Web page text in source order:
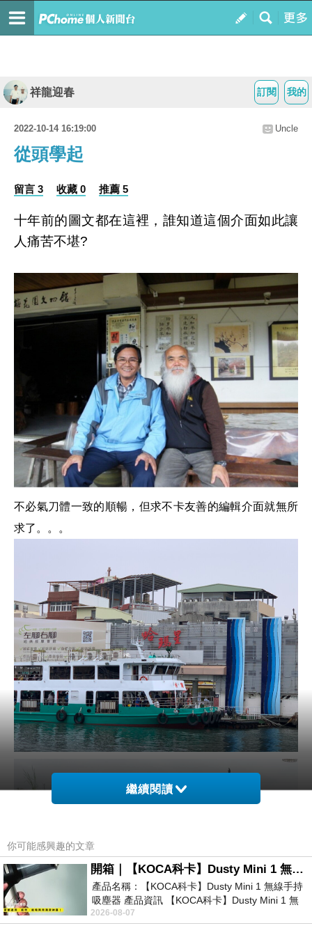
我的
訂閱
祥龍迎春
2022-10-14 16:19:00 Uncle
從頭學起
留言 3 收藏 0 推薦 5
十年前的圖文都在這裡，誰知道這個介面如此讓
人痛苦不堪?
不必氣刀體一致的順暢，但求不卡友善的編輯介面就無所
求了。。。
繼續閱讀
你可能感興趣的文章
開箱｜【KOCA科卡】Dusty Mini 1 無線手持吸塵器
產品名稱：【KOCA科卡】Dusty Mini 1 無線手持
吸塵器 產品資訊 【KOCA科卡】Dusty Mini 1 無
線手持吸塵器評語： 能吸、能吹兼具兩
2026-08-07